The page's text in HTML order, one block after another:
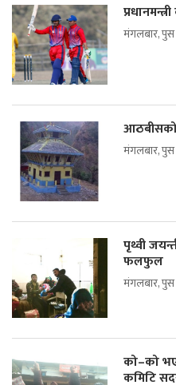
मंगलबार,
मंगलबार,
पृथ्वी
फलफुल
मंगलबार,
को–को
कमिटि